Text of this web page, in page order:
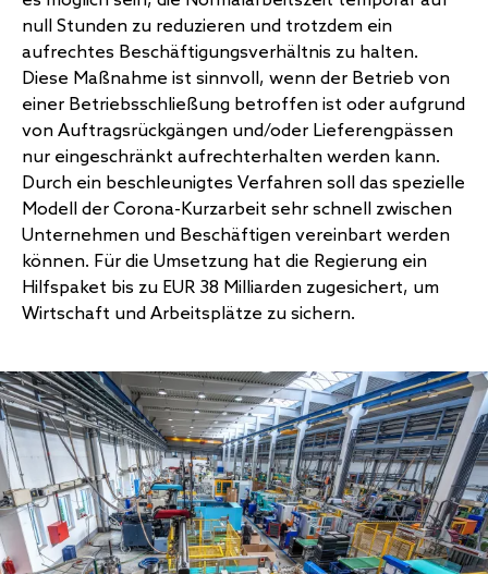
null Stunden zu reduzieren und trotzdem ein
aufrechtes Beschäftigungsverhältnis zu halten.
Diese Maßnahme ist sinnvoll, wenn der Betrieb von
einer Betriebsschließung betroffen ist oder aufgrund
von Auftragsrückgängen und/oder Lieferengpässen
nur eingeschränkt aufrechterhalten werden kann.
Durch ein beschleunigtes Verfahren soll das spezielle
Modell der Corona-Kurzarbeit sehr schnell zwischen
Unternehmen und Beschäftigen vereinbart werden
können. Für die Umsetzung hat die Regierung ein
Hilfspaket bis zu EUR 38 Milliarden zugesichert, um
Wirtschaft und Arbeitsplätze zu sichern.